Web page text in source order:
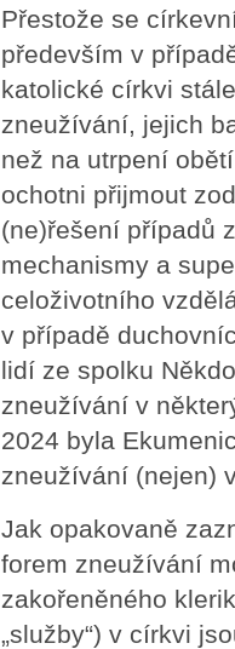
Přestože se
především v
katolické církvi
zneužívání, jejich
než na utrpení
ochotni přijmout
(ne)řešení případů
mechanismy a
celoživotního
v případě
lidí ze spolku
zneužívání v
2024 byla
zneužívání (nejen)
Jak opakovaně
forem zneužívání
zakořeněného
„služby“) v církvi